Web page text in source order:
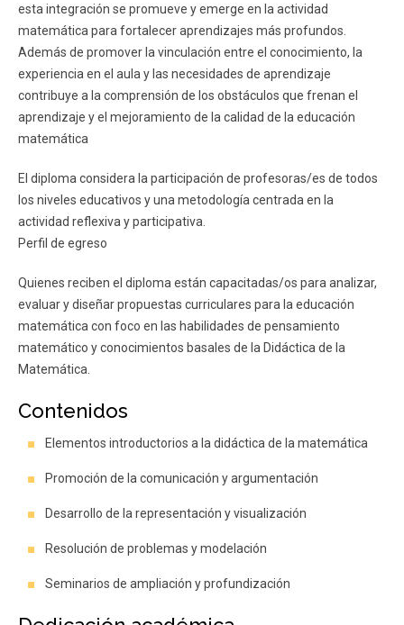
esta integración se promueve y emerge en la actividad
matemática para fortalecer aprendizajes más profundos.
Además de promover la vinculación entre el conocimiento, la
experiencia en el aula y las necesidades de aprendizaje
contribuye a la comprensión de los obstáculos que frenan el
aprendizaje y el mejoramiento de la calidad de la educación
matemática
El diploma considera la participación de profesoras/es de todos
los niveles educativos y una metodología centrada en la
actividad reflexiva y participativa.
Perfil de egreso
Quienes reciben el diploma están capacitadas/os para analizar,
evaluar y diseñar propuestas curriculares para la educación
matemática con foco en las habilidades de pensamiento
matemático y conocimientos basales de la Didáctica de la
Matemática.
Contenidos
Elementos introductorios a la didáctica de la matemática
Promoción de la comunicación y argumentación
Desarrollo de la representación y visualización
Resolución de problemas y modelación
Seminarios de ampliación y profundización